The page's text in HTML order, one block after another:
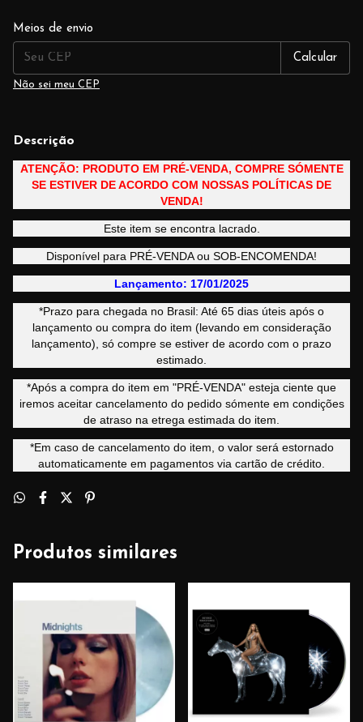
Entregas para o CEP:
Meios de envio
Calcular
Não sei meu CEP
Descrição
ATENÇÃO: PRODUTO EM PRÉ-VENDA, COMPRE SÓMENTE
SE ESTIVER DE ACORDO COM NOSSAS POLÍTICAS DE
VENDA!
Este item se encontra lacrado.
Disponível para PRÉ-VENDA ou SOB-ENCOMENDA!
Lançamento: 17/01/2025
*Prazo para chegada no Brasil: Até 65 dias úteis após o
lançamento ou compra do item (levando em consideração
lançamento), só compre se estiver de acordo com o prazo
estimado.
*Após a compra do item em "PRÉ-VENDA" esteja ciente que
iremos aceitar cancelamento do pedido sómente em condições
de atraso na etrega estimada do item.
*Em caso de cancelamento do item, o valor será estornado
automaticamente em pagamentos via cartão de crédito.
Produtos similares